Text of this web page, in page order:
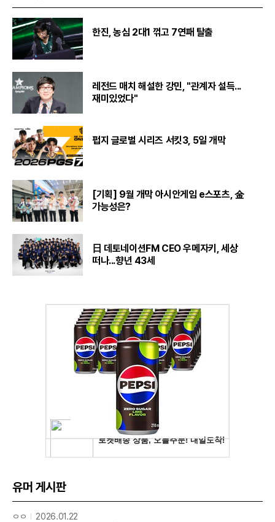
한진, 농심 2대1 꺾고 7연패 탈출
레전드 매치 해설한 강민, "관계자 설득...
재미있었다"
펍지 글로벌 시리즈 서킷3, 5일 개막
[기획] 9월 개막 아시안게임 e스포츠, 金
가능성은?
日 데토네이션FM CEO 우메자키, 세상
떠나...향년 43세
유머 게시판
ㅇㅇ 2026.01.22